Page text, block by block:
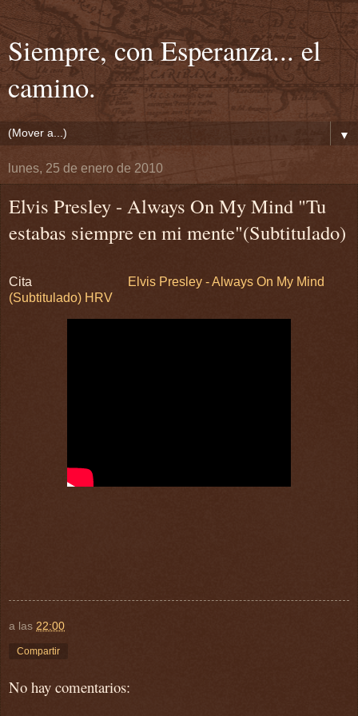
Siempre, con Esperanza... el
camino.
▼
lunes, 25 de enero de 2010
Elvis Presley - Always On My Mind "Tu
estabas siempre en mi mente"(Subtitulado)
Cita
Elvis Presley - Always On My Mind
(Subtitulado) HRV
a las 22:00
Compartir
No hay comentarios: